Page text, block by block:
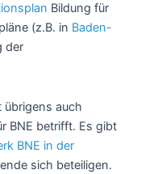
Bildung für
(z.B. in Baden-
der
auch
BNE betrifft. Es gibt
BNE in der
sich beteiligen.